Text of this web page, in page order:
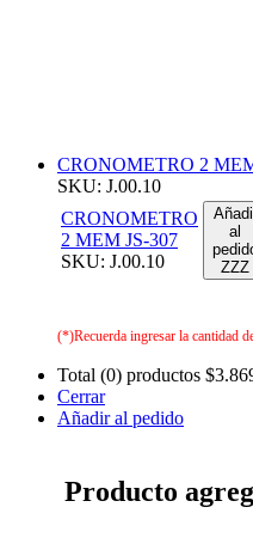
CRONOMETRO 2
SKU: J.00.10
CRONOMETRO
2 MEM JS-307
SKU: J.00.10
al
ZZZ
(*)Recuerda ingresar la cantidad
Total (0) productos
Cerrar
Añadir al pedido
Producto